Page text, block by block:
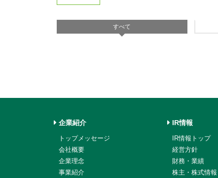
すべて
企業紹介
トップメッセージ
会社概要
企業理念
事業紹介
IR情報
IR情報トップ
経営方針
財務・業績
株主・株式情報